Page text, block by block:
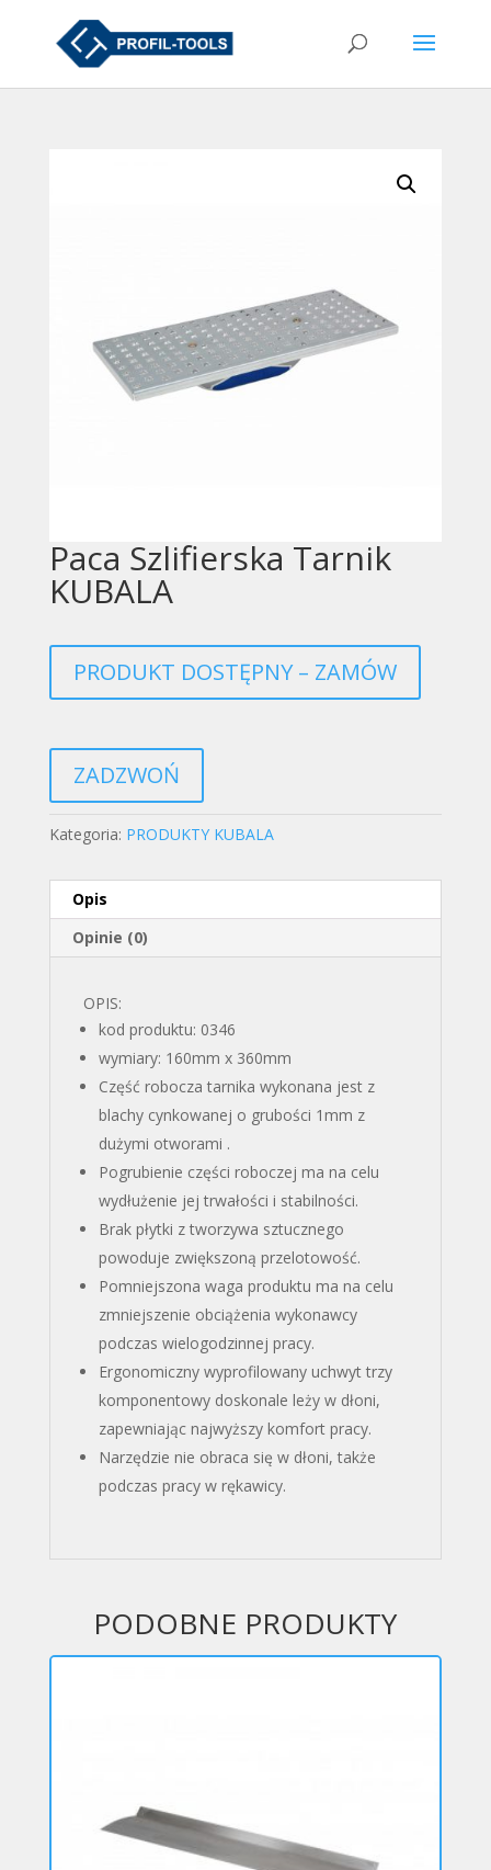
Paca Szlifierska Tarnik
KUBALA
PRODUKT DOSTĘPNY – ZAMÓW
ZADZWOŃ
Kategoria: PRODUKTY KUBALA
Opis
Opinie (0)
OPIS:
kod produktu: 0346
wymiary: 160mm x 360mm
Część robocza tarnika wykonana jest z
blachy cynkowanej o grubości 1mm z
dużymi otworami .
Pogrubienie części roboczej ma na celu
wydłużenie jej trwałości i stabilności.
Brak płytki z tworzywa sztucznego
powoduje zwiększoną przelotowość.
Pomniejszona waga produktu ma na celu
zmniejszenie obciążenia wykonawcy
podczas wielogodzinnej pracy.
Ergonomiczny wyprofilowany uchwyt trzy
komponentowy doskonale leży w dłoni,
zapewniając najwyższy komfort pracy.
Narzędzie nie obraca się w dłoni, także
podczas pracy w rękawicy.
PODOBNE PRODUKTY